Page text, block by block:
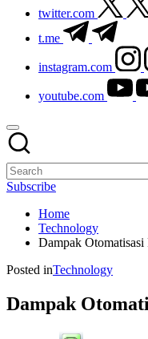
twitter.com
t.me
instagram.com
youtube.com
Subscribe
Home
Technology
Dampak Otomatisasi
Posted inTechnology
Dampak